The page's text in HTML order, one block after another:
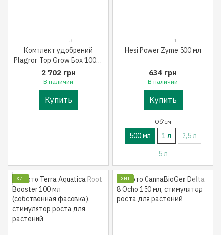
3
Комплект удобрений
Plagron Top Grow Box 100%
Terra
2 702 грн
В наличии
Купить
1
Hesi Power Zyme 500 мл
634 грн
В наличии
Купить
Об'єм
500 мл 1 л
2,5 л
5 л
ХИТ ХИТ